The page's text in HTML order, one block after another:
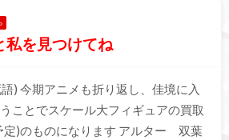
私を見つけてね
) 今期アニメも折り返し、佳境に入
ことでスケール大フィギュアの買取
定)のものになります アルター 双葉